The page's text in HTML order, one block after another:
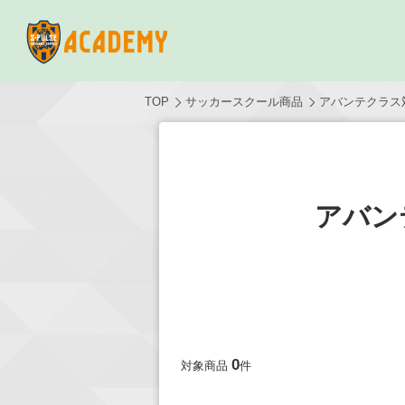
TOP サッカースクール商品 アバンテクラス
アバ
対象商品 0件